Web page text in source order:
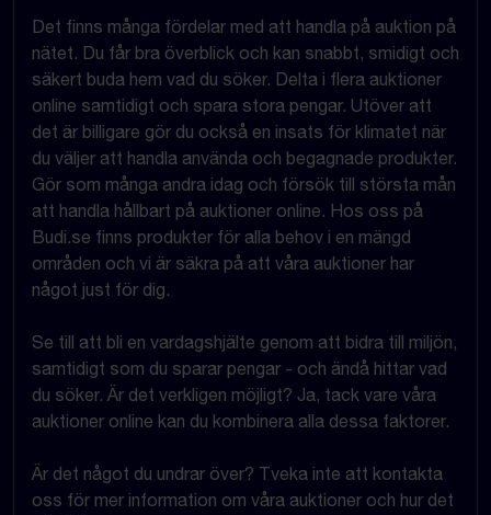
Det finns många fördelar med att handla på auktion på
nätet. Du får bra överblick och kan snabbt, smidigt och
säkert buda hem vad du söker. Delta i flera auktioner
online samtidigt och spara stora pengar. Utöver att
det är billigare gör du också en insats för klimatet när
du väljer att handla använda och begagnade produkter.
Gör som många andra idag och försök till största mån
att handla hållbart på auktioner online. Hos oss på
Budi.se finns produkter för alla behov i en mängd
områden och vi är säkra på att våra auktioner har
något just för dig.
Se till att bli en vardagshjälte genom att bidra till miljön,
samtidigt som du sparar pengar - och ändå hittar vad
du söker. Är det verkligen möjligt? Ja, tack vare våra
auktioner online kan du kombinera alla dessa faktorer.
Är det något du undrar över? Tveka inte att kontakta
oss för mer information om våra auktioner och hur det